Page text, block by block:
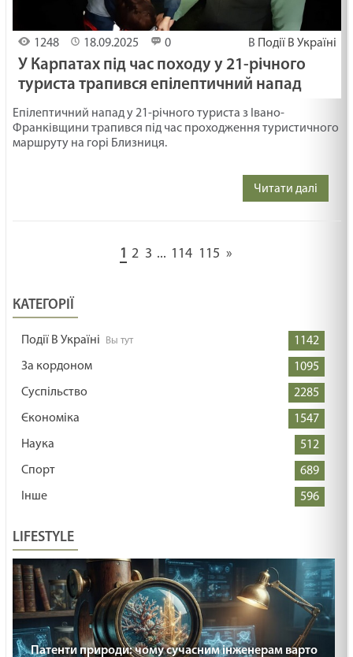
1248 18.09.2025 0 В Події В Україні
У Карпатах під час походу у 21-річного
туриста трапився епілептичний напад
Епілептичний напад у 21-річного туриста з Івано-
Франківщини трапився під час проходження туристичного
маршруту на горі Близниця.
Читати далі
1 2 3 ... 114 115 »
КАТЕГОРІЇ
Події В Україні
1142
За кордоном
1095
Суспільство
2285
Єкономіка
1547
Наука
512
Спорт
689
Інше
596
LIFESTYLE
Патенти природи: чому сучасним інженерам варто